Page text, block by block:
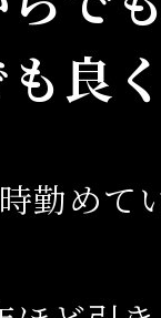
良
勤めて